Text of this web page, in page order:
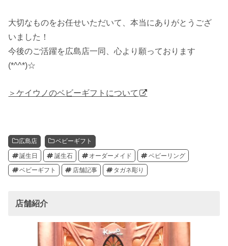
大切なものをお任せいただいて、本当にありがとうござ
いました！
今後のご活躍を広島店一同、心より願っております
(*^^*)☆
＞ケイウノのベビーギフトについて
広島店 ベビーギフト
誕生日 誕生石 オーダーメイド ベビーリング
ベビーギフト 店舗記事 タガネ彫り
店舗紹介